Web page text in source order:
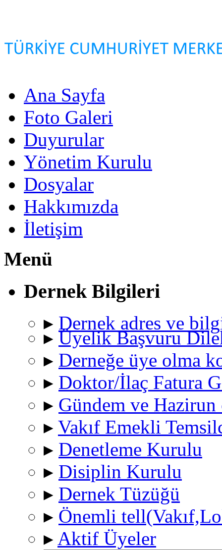
Ana Sayfa
Foto Galeri
Duyurular
Yönetim Kurulu
Dosyalar
Hakkımızda
İletişim
Menü
Dernek Bilgileri
▸ Dernek adres ve
▸ Üyelik Başvuru
▸ Derneğe üye olma
▸ Doktor/İlaç Fatura
▸ Gündem ve
▸ Vakıf Emekli
▸ Denetleme Kurulu
▸ Disiplin Kurulu
▸ Dernek Tüzüğü
▸ Önemli
▸ Aktif Üyeler